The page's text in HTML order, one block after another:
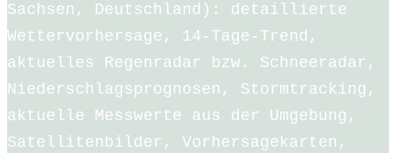
Sachsen, Deutschland): detaillierte
Wettervorhersage, 14-Tage-Trend,
aktuelles Regenradar bzw. Schneeradar,
Niederschlagsprognosen, Stormtracking,
aktuelle Messwerte aus der Umgebung,
Satellitenbilder, Vorhersagekarten,